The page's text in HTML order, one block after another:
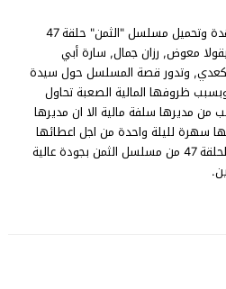
مسلسل الثمن الحلقة 47 مشاهدة وتحميل مسلسل "الثمن" حلقة 47
معوض, رزان جمال, سارة أبي
كعدي, وتدور قصة المسلسل حول سيدة
ظروفها المالية الصعبة تحاول
من مديرها سلفة مالية الا ان مديرها
سهرة لليلة واحدة من اجل اعطائها
المال فكيف ستتصرف، شاهد الحلقة 47 من مسلسل الثمن بجودة عالية